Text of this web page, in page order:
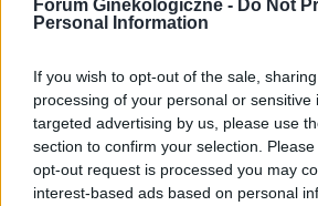
Forum Ginekologiczne - Do Not
Personal Information
If you wish to opt-out of the sale,
processing of your personal or sensitive
targeted advertising by us, please use
section to confirm your selection.
opt-out request is processed you may
interest-based ads based on personal
Cześć, Odstawiłam tabletki
miesiace temu, cykle
zwiększone wypadanie włosów
skory glowy przy dotyku.
odstawieniu antykoncepcji ustabilizowało sie i
zmniejszyło wypadanie włosów?
takie problemy?
Forum:Ginekologia - forum
pacjentki